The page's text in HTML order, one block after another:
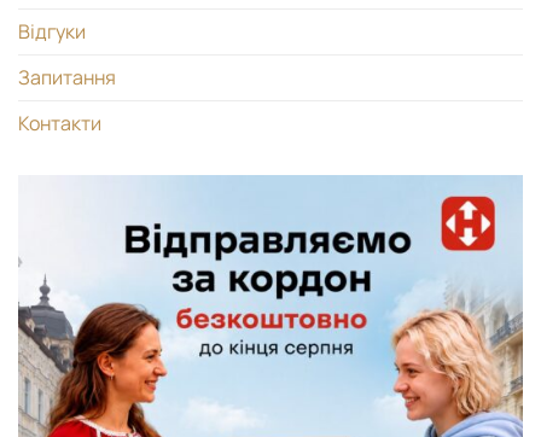
Відгуки
Запитання
Контакти